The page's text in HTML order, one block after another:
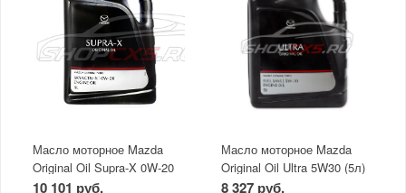
Масло моторное Mazda
Original Oil Supra-X 0W-20
(5 л)
10 101 руб.
Масло моторное Mazda
Original Oil Ultra 5W30 (5л)
8 327 руб.